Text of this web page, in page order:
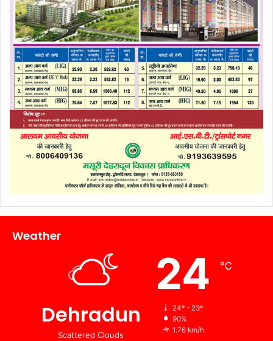
Weather
Dehradun
Scattered Clouds
24 ℃
24º - 23º
90%
1.76 km/h